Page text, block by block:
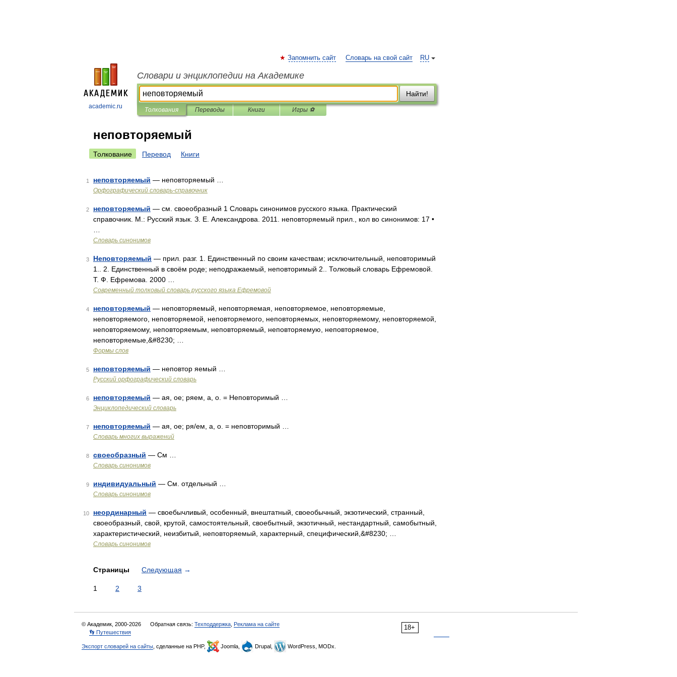
academic.ru
RU
Запомнить сайт Словарь на свой сайт
Словари и энциклопедии на Академике
Найти!
Толкования Переводы Книги Игры ⚽
неповторяемый
Толкование Перевод Книги
1 неповторяемый — неповторяемый …
Орфографический словарь-справочник
2 неповторяемый — см. своеобразный 1 Словарь синонимов русского языка. Практический
справочник. М.: Русский язык. З. Е. Александрова. 2011. неповторяемый прил., кол во синонимов: 17 •
Словарь синонимов
3 Неповторяемый — прил. разг. 1. Единственный по своим качествам; исключительный, неповторимый
1.. 2. Единственный в своём роде; неподражаемый, неповторимый 2.. Толковый словарь Ефремовой.
Т. Ф. Ефремова. 2000 …
Современный толковый словарь русского языка Ефремовой
4 неповторяемый — неповторяемый, неповторяемая, неповторяемое, неповторяемые,
неповторяемого, неповторяемой, неповторяемого, неповторяемых, неповторяемому, неповторяемой,
неповторяемому, неповторяемым, неповторяемый, неповторяемую, неповторяемое,
неповторяемые,&#8230; …
Формы слов
5 неповторяемый — неповтор яемый …
Русский орфографический словарь
6 неповторяемый — ая, ое; ряем, а, о. = Неповторимый …
Энциклопедический словарь
7 неповторяемый — ая, ое; ря/ем, а, о. = неповторимый …
Словарь многих выражений
8 своеобразный — См …
Словарь синонимов
9 индивидуальный — См. отдельный …
Словарь синонимов
10 неординарный — своебычливый, особенный, внештатный, своеобычный, экзотический, странный,
своеобразный, свой, крутой, самостоятельный, своебытный, экзотичный, нестандартный, самобытный,
характеристический, неизбитый, неповторяемый, характерный, специфический,&#8230; …
Словарь синонимов
Страницы Следующая →
1 2 3
18+
© Академик, 2000-2026 Обратная связь: Техподдержка Реклама на сайте
👣 Путешествия
Экспорт словарей на сайты , сделанные на PHP, Joomla, Drupal, WordPress, MODx.